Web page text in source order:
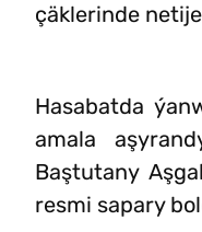
çäklerinde
Hasabatda
amala
Baştutany
resmi sapary